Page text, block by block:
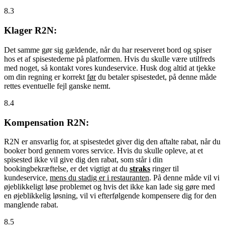
8.3
Klager R2N:
Det samme gør sig gældende, når du har reserveret bord og spiser
hos et af spisestederne på platformen. Hvis du skulle være utilfreds
med noget, så kontakt vores kundeservice. Husk dog altid at tjekke
om din regning er korrekt førdu betaler spisestedet, på denne måde
rettes eventuelle fejl ganske nemt.
8.4
Kompensation R2N:
R2N er ansvarlig for, at spisestedet giver dig den aftalte rabat, når du
booker bord gennem vores service. Hvis du skulle opleve, at et
spisested ikke vil give dig den rabat, som står i din
bookingbekræftelse, er det vigtigt at du straks ringer til
kundeservice, mens du stadig er i restauranten. På denne måde vil vi
øjeblikkeligt løse problemet og hvis det ikke kan lade sig gøre med
en øjeblikkelig løsning, vil vi efterfølgende kompensere dig for den
manglende rabat.
8.5